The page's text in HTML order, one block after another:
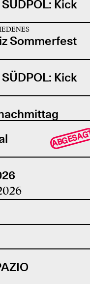
Kick
Sommerfest
Kick